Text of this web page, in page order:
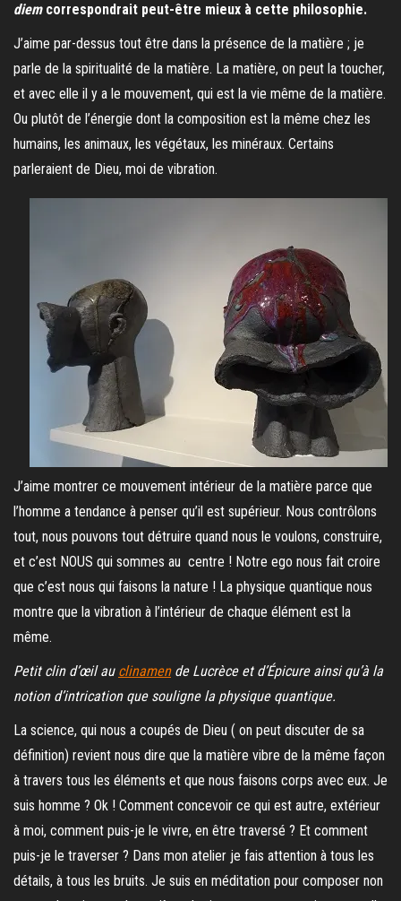
diemcorrespondrait peut-être mieux à cette philosophie.
J’aime par-dessus tout être dans la présence de la matière ; je
parle de la spiritualité de la matière. La matière, on peut la toucher,
et avec elle il y a le mouvement, qui est la vie même de la matière.
Ou plutôt de l’énergie dont la composition est la même chez les
humains, les animaux, les végétaux, les minéraux. Certains
parleraient de Dieu, moi de vibration.
J’aime montrer ce mouvement intérieur de la matière parce que
l’homme a tendance à penser qu’il est supérieur. Nous contrôlons
tout, nous pouvons tout détruire quand nous le voulons, construire,
et c’est NOUS qui sommes au centre ! Notre ego nous fait croire
que c’est nous qui faisons la nature ! La physique quantique nous
montre que la vibration à l’intérieur de chaque élément est la
même.
Petit clin d’œil au clinamende Lucrèce et d’Épicure ainsi qu’à la
notion d’intrication que souligne la physique quantique.
La science, qui nous a coupés de Dieu ( on peut discuter de sa
définition) revient nous dire que la matière vibre de la même façon
à travers tous les éléments et que nous faisons corps avec eux. Je
suis homme ? Ok ! Comment concevoir ce qui est autre, extérieur
à moi, comment puis-je le vivre, en être traversé ? Et comment
puis-je le traverser ? Dans mon atelier je fais attention à tous les
détails, à tous les bruits. Je suis en méditation pour composer non